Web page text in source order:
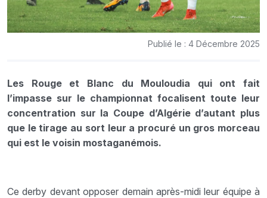
Publié le : 4 Décembre 2025
Les Rouge et Blanc du Mouloudia qui ont fait
l’impasse sur le championnat focalisent toute leur
concentration sur la Coupe d’Algérie d’autant plus
que le tirage au sort leur a procuré un gros morceau
qui est le voisin mostaganémois.
Ce derby devant opposer demain après-midi leur équipe à